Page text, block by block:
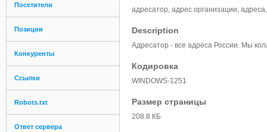
Посетители
Позиции
Конкуренты
Ссылки
Robots.txt
Ответ сервера
адресатор, адрес организации,
Description
Адресатор - все адреса России. Мы
Кодировка
WINDOWS-1251
Размер страницы
208.8 КБ